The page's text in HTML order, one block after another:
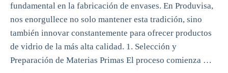
fundamental en la fabricación de envases. En Produvisa,
nos enorgullece no solo mantener esta tradición, sino
también innovar constantemente para ofrecer productos
de vidrio de la más alta calidad. 1. Selección y
Preparación de Materias Primas El proceso comienza …